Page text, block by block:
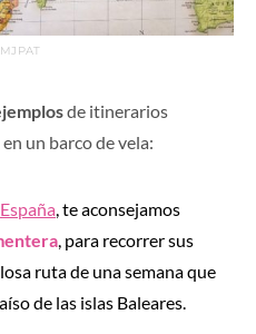
de itinerarios
un barco de vela:
España, te aconsejamos
, para recorrer sus
ruta de una semana que
de las islas Baleares.